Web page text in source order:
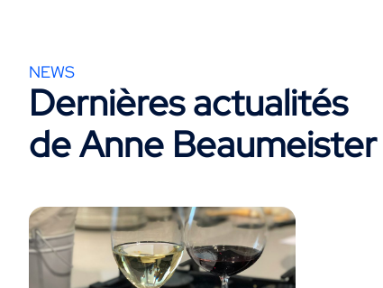
NEWS
Dernières actualités
de Anne Beaumeister